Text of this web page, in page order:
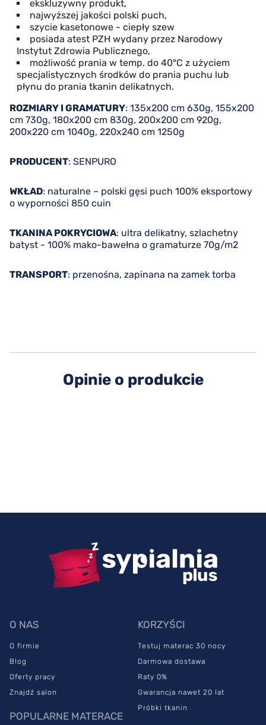
ekskluzywny produkt,
najwyższej jakości polski puch,
szycie kasetonowe - ciepły szew
posiada atest PZH wydany przez Narodowy
Instytut Zdrowia Publicznego,
możliwość prania w temp. do 40°C z użyciem
specjalistycznych środków do prania puchu lub
płynu do prania tkanin delikatnych.
ROZMIARY I GRAMATURY: 135x200 cm 630g, 155x200
cm 730g, 180x200 cm 830g, 200x200 cm 920g,
200x220 cm 1040g, 220x240 cm 1250g
PRODUCENT: SENPURO
WKŁAD: naturalne – polski gęsi puch 100% eksportowy
o wyporności 850 cuin
TKANINA POKRYCIOWA: ultra delikatny, szlachetny
batyst - 100% mako-bawełna o gramaturze 70g/m2
TRANSPORT: przenośna, zapinana na zamek torba
Opinie o produkcie
O NAS
O firmie
Blog
Oferty pracy
Znajdź salon
POPULARNE MATERACE
KORZYŚCI
Testuj materac 30 nocy
Darmowa dostawa
Raty 0%
Gwarancja nawet 20 lat
Próbki tkanin